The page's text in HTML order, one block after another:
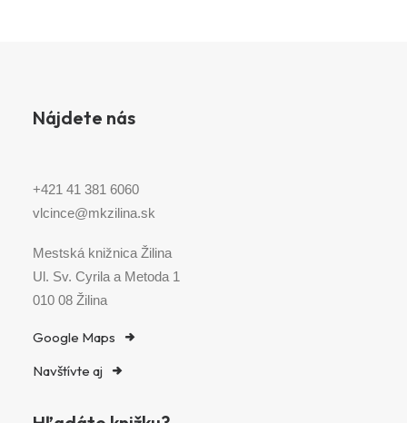
Nájdete nás
+421 41 381 6060
vlcince@mkzilina.sk
Mestská knižnica Žilina
Ul. Sv. Cyrila a Metoda 1
010 08 Žilina
Google Maps
Navštívte aj